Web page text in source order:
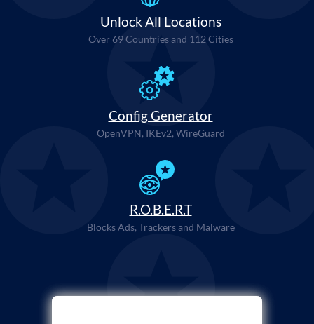
Unlock All Locations
Over 69 Countries and 112 Cities
Config Generator
OpenVPN, IKEv2, WireGuard
R.O.B.E.R.T
Blocks Ads, Trackers and Malware